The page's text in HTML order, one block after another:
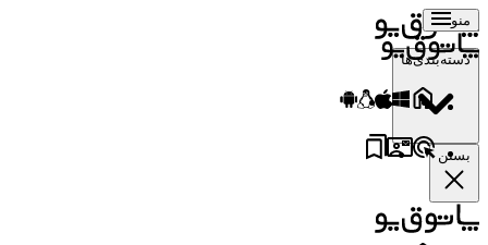
منو
دسته‌بندی‌ها
بستن